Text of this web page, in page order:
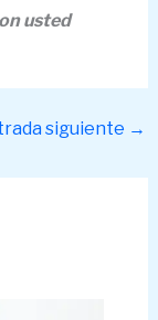
usted
siguiente →